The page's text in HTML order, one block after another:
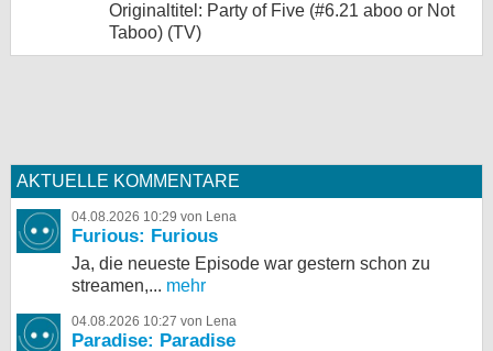
Originaltitel: Party of Five (#6.21 aboo or Not
Taboo) (TV)
AKTUELLE KOMMENTARE
04.08.2026 10:29 von Lena
Furious: Furious
Ja, die neueste Episode war gestern schon zu
streamen,... mehr
04.08.2026 10:27 von Lena
Paradise: Paradise